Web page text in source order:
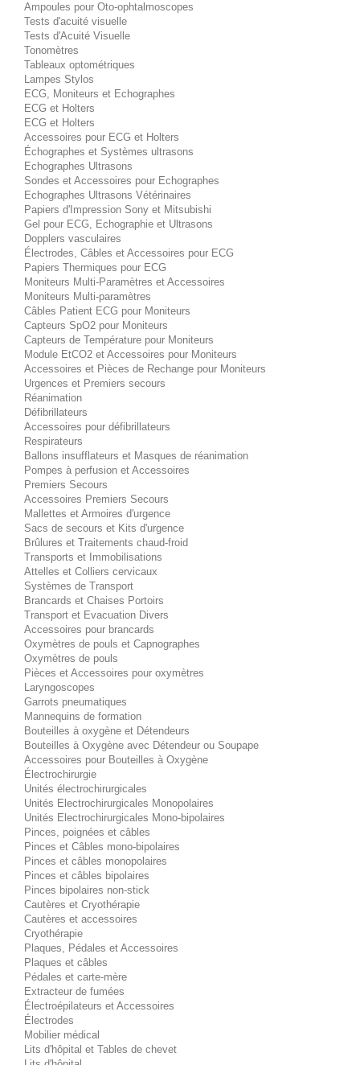
Ampoules pour Oto-ophtalmoscopes
Tests d'acuité visuelle
Tests d'Acuité Visuelle
Tonomètres
Tableaux optométriques
Lampes Stylos
ECG, Moniteurs et Echographes
ECG et Holters
ECG et Holters
Accessoires pour ECG et Holters
Échographes et Systèmes ultrasons
Echographes Ultrasons
Sondes et Accessoires pour Echographes
Echographes Ultrasons Vétérinaires
Papiers d'Impression Sony et Mitsubishi
Gel pour ECG, Echographie et Ultrasons
Dopplers vasculaires
Électrodes, Câbles et Accessoires pour ECG
Papiers Thermiques pour ECG
Moniteurs Multi-Paramètres et Accessoires
Moniteurs Multi-paramètres
Câbles Patient ECG pour Moniteurs
Capteurs SpO2 pour Moniteurs
Capteurs de Température pour Moniteurs
Module EtCO2 et Accessoires pour Moniteurs
Accessoires et Pièces de Rechange pour Moniteurs
Urgences et Premiers secours
Réanimation
Défibrillateurs
Accessoires pour défibrillateurs
Respirateurs
Ballons insufflateurs et Masques de réanimation
Pompes à perfusion et Accessoires
Premiers Secours
Accessoires Premiers Secours
Mallettes et Armoires d'urgence
Sacs de secours et Kits d'urgence
Brûlures et Traitements chaud-froid
Transports et Immobilisations
Attelles et Colliers cervicaux
Systèmes de Transport
Brancards et Chaises Portoirs
Transport et Evacuation Divers
Accessoires pour brancards
Oxymètres de pouls et Capnographes
Oxymètres de pouls
Pièces et Accessoires pour oxymètres
Laryngoscopes
Garrots pneumatiques
Mannequins de formation
Bouteilles à oxygène et Détendeurs
Bouteilles à Oxygène avec Détendeur ou Soupape
Accessoires pour Bouteilles à Oxygène
Électrochirurgie
Unités électrochirurgicales
Unités Electrochirurgicales Monopolaires
Unités Electrochirurgicales Mono-bipolaires
Pinces, poignées et câbles
Pinces et Câbles mono-bipolaires
Pinces et câbles monopolaires
Pinces et câbles bipolaires
Pinces bipolaires non-stick
Cautères et Cryothérapie
Cautères et accessoires
Cryothérapie
Plaques, Pédales et Accessoires
Plaques et câbles
Pédales et carte-mère
Extracteur de fumées
Électroépilateurs et Accessoires
Électrodes
Mobilier médical
Lits d'hôpital et Tables de chevet